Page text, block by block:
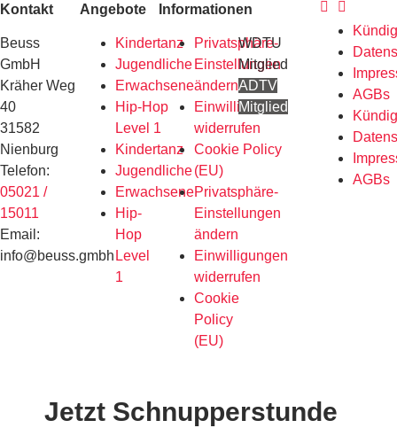
Kontakt
Beuss
GmbH
Kräher Weg
40
31582
Nienburg
Telefon:
05021 /
15011
Email:
info@beuss.gmbh
Angebote
Kindertanz
Jugendliche
Erwachsene
Hip-Hop
Level 1
Kindertanz
Jugendliche
Erwachsene
Hip-
Hop
Level
1
Informationen
Privatsphäre-
Einstellungen
ändern
Einwilligungen
widerrufen
Cookie Policy
(EU)
Privatsphäre-
Einstellungen
ändern
Einwilligungen
widerrufen
Cookie
Policy
(EU)
WDTU
Mitglied
ADTV
Mitglied
AGBs
AGBs
Jetzt Schnupperstunde